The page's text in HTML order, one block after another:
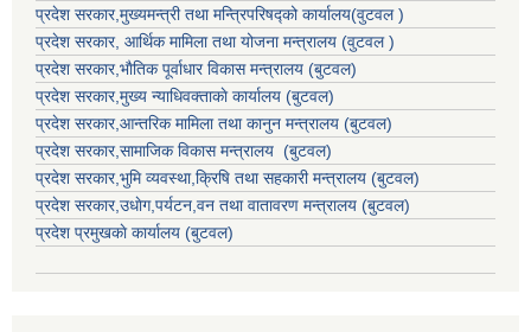
प्रदेश सरकार,मुख्यमन्त्री तथा मन्त्रिपरिषद्को कार्यालय(वुटवल )
प्रदेश सरकार, आर्थिक मामिला तथा योजना मन्त्रालय (वुटवल )
प्रदेश सरकार,भाैतिक पूर्वाधार विकास मन्त्रालय (बुटवल)
प्रदेश सरकार,मुख्य न्याधिवक्ताकाे कार्यालय (बुटवल)
प्रदेश सरकार,आन्तरिक मामिला तथा कानुन मन्त्रालय (बुटवल)
प्रदेश सरकार,सामाजिक विकास मन्त्रालय (बुटवल)
प्रदेश सरकार,भुमि व्यवस्था,क्रिषि तथा सहकारी मन्त्रालय (बुटवल)
प्रदेश सरकार,उधाेग,पर्यटन,वन तथा वातावरण मन्त्रालय (बुटवल)
प्रदेश प्रमुखकाे कार्यालय (बुटवल)